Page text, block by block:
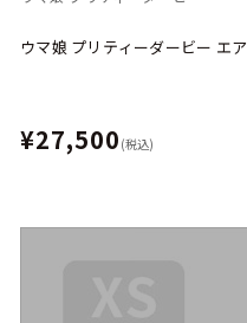
ウマ娘 プリティーダービー エ
¥27,500 (税込)